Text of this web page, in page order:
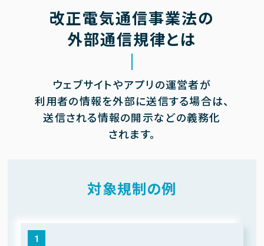
改正電気通信事業法の
外部通信規律とは
ウェブサイトやアプリの運営者が
利用者の情報を外部に送信する場合は、
送信される情報の開示などの義務化
されます。
対象規制の例
1